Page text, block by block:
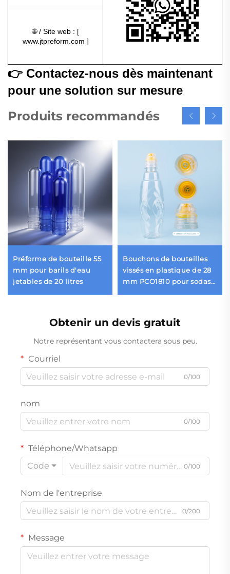
🌐 / Site web : [
www.jtpreform.com ]
👉 Contactez-nous dès maintenant
pour une solution sur mesure
Produits recommandés
Préforme de bouteille 55
mm pour barils d'eau
jetables de 20 litres
Bouchons de bouteilles
vissés en plastique de 28
mm PCO1810 pour sodas
et eaux minérales,
Obtenir un devis gratuit
Notre représentant vous contactera sous peu.
Courriel
0/100
nom
0/100
Téléphone/Whatsapp
Code
0/100
Nom de l'entreprise
0/200
Message